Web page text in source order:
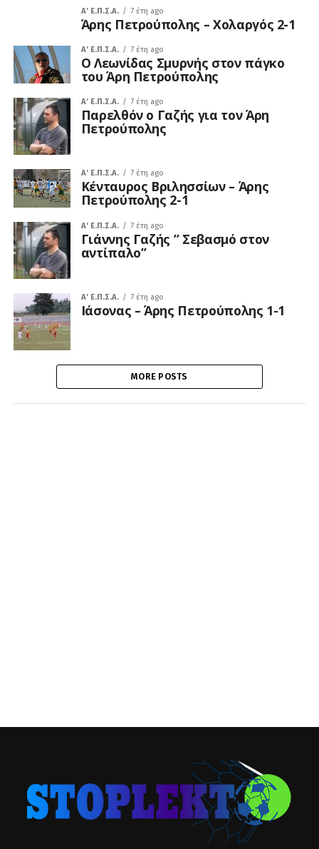
A' Ε.Π.Σ.Α. 7 έτη ago
Άρης Πετρούπολης – Χολαργός 2-1
A' Ε.Π.Σ.Α. 7 έτη ago
Ο Λεωνίδας Σμυρνής στον πάγκο
του Άρη Πετρούπολης
A' Ε.Π.Σ.Α. 7 έτη ago
Παρελθόν ο Γαζής για τον Άρη
Πετρούπολης
A' Ε.Π.Σ.Α. 7 έτη ago
Κένταυρος Βριλησσίων – Άρης
Πετρούπολης 2-1
A' Ε.Π.Σ.Α. 7 έτη ago
Γιάννης Γαζής ” Σεβασμό στον
αντίπαλο”
A' Ε.Π.Σ.Α. 7 έτη ago
Ιάσονας – Άρης Πετρούπολης 1-1
MORE POSTS